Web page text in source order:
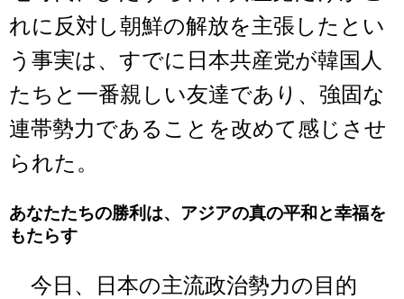
れに反対し朝鮮の解放を主張したとい
う事実は、すでに日本共産党が韓国人
たちと一番親しい友達であり、強固な
連帯勢力であることを改めて感じさせ
られた。
あなたたちの勝利は、アジアの真の平和と幸福を
もたらす
今日、日本の主流政治勢力の目的